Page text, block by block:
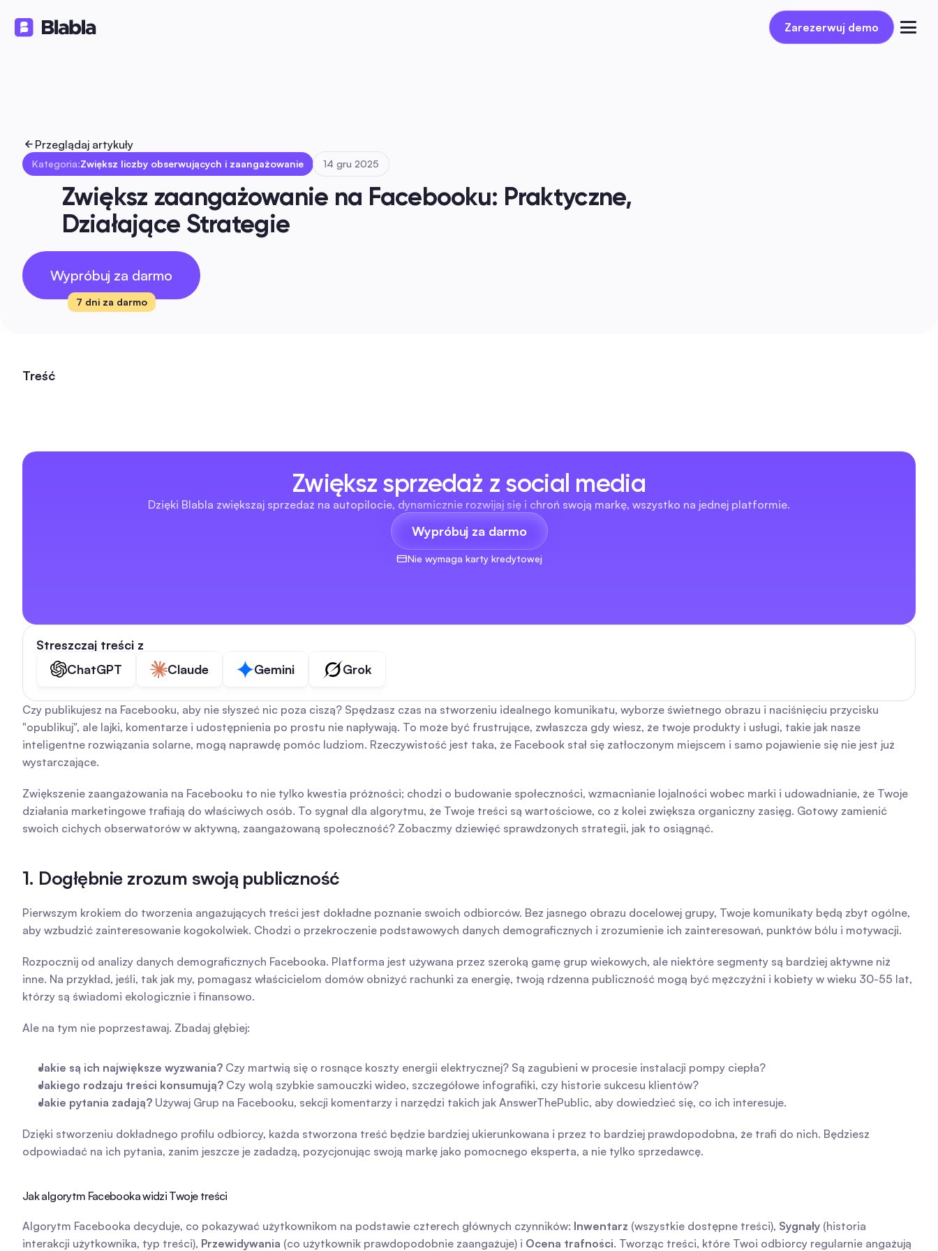
Zarezerwuj demo
Zarezerwuj demo
Przeglądaj artykuły
Kategoria:Zwiększ liczby obserwujących i zaangażowanie 14 gru 2025
Zwiększ zaangażowanie na Facebooku: Praktyczne,
Działające Strategie
Wypróbuj za darmo
7 dni za darmo
Treść
Streszczaj treści z
ChatGPT
Claude Gemini Grok
Czy publikujesz na Facebooku, aby nie słyszeć nic poza ciszą? Spędzasz czas na stworzeniu idealnego komunikatu, wyborze świetnego obrazu i naciśnięciu przycisku
"opublikuj", ale lajki, komentarze i udostępnienia po prostu nie napływają. To może być frustrujące, zwłaszcza gdy wiesz, że twoje produkty i usługi, takie jak nasze
inteligentne rozwiązania solarne, mogą naprawdę pomóc ludziom. Rzeczywistość jest taka, że Facebook stał się zatłoczonym miejscem i samo pojawienie się nie jest już
wystarczające.
Zwiększenie zaangażowania na Facebooku to nie tylko kwestia próżności; chodzi o budowanie społeczności, wzmacnianie lojalności wobec marki i udowadnianie, że Twoje
działania marketingowe trafiają do właściwych osób. To sygnał dla algorytmu, że Twoje treści są wartościowe, co z kolei zwiększa organiczny zasięg. Gotowy zamienić
swoich cichych obserwatorów w aktywną, zaangażowaną społeczność? Zobaczmy dziewięć sprawdzonych strategii, jak to osiągnąć.
1. Dogłębnie zrozum swoją publiczność
Pierwszym krokiem do tworzenia angażujących treści jest dokładne poznanie swoich odbiorców. Bez jasnego obrazu docelowej grupy, Twoje komunikaty będą zbyt ogólne,
aby wzbudzić zainteresowanie kogokolwiek. Chodzi o przekroczenie podstawowych danych demograficznych i zrozumienie ich zainteresowań, punktów bólu i motywacji.
Rozpocznij od analizy danych demograficznych Facebooka. Platforma jest używana przez szeroką gamę grup wiekowych, ale niektóre segmenty są bardziej aktywne niż
inne. Na przykład, jeśli, tak jak my, pomagasz właścicielom domów obniżyć rachunki za energię, twoją rdzenna publiczność mogą być mężczyźni i kobiety w wieku 30-55 lat,
którzy są świadomi ekologicznie i finansowo.
Ale na tym nie poprzestawaj. Zbadaj głębiej:
Jakie są ich największe wyzwania? Czy martwią się o rosnące koszty energii elektrycznej? Są zagubieni w procesie instalacji pompy ciepła?
Jakiego rodzaju treści konsumują? Czy wolą szybkie samouczki wideo, szczegółowe infografiki, czy historie sukcesu klientów?
Jakie pytania zadają? Używaj Grup na Facebooku, sekcji komentarzy i narzędzi takich jak AnswerThePublic, aby dowiedzieć się, co ich interesuje.
Dzięki stworzeniu dokładnego profilu odbiorcy, każda stworzona treść będzie bardziej ukierunkowana i przez to bardziej prawdopodobna, że trafi do nich. Będziesz
odpowiadać na ich pytania, zanim jeszcze je zadadzą, pozycjonując swoją markę jako pomocnego eksperta, a nie tylko sprzedawcę.
Jak algorytm Facebooka widzi Twoje treści
Algorytm Facebooka decyduje, co pokazywać użytkownikom na podstawie czterech głównych czynników: Inwentarz (wszystkie dostępne treści), Sygnały (historia
interakcji użytkownika, typ treści), Przewidywania (co użytkownik prawdopodobnie zaangażuje) i Ocena trafności. Tworząc treści, które Twoi odbiorcy regularnie angażują
Zwiększ sprzedaż z social media
Dzięki Blabla zwiększaj sprzedaż na autopilocie, dynamicznie rozwijaj się i chroń swoją markę, wszystko na jednej platformie.
Wypróbuj za darmo
Nie wymaga karty kredytowej